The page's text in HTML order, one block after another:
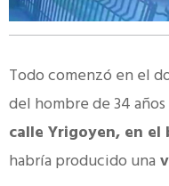
Todo comenzó en el
del hombre de 34
calle Yrigoyen, en
habría producido una